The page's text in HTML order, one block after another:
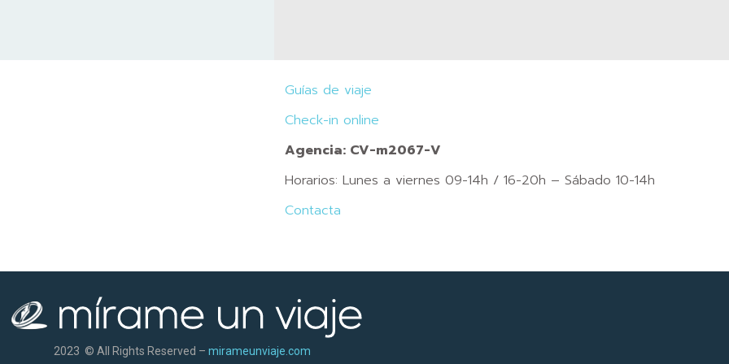
Guías de viaje
Check-in online
Agencia: CV-m2067-V
Horarios: Lunes a viernes 09-14h / 16-20h – Sábado 10-14h
Contacta
2023 © All Rights Reserved – mirameunviaje.com